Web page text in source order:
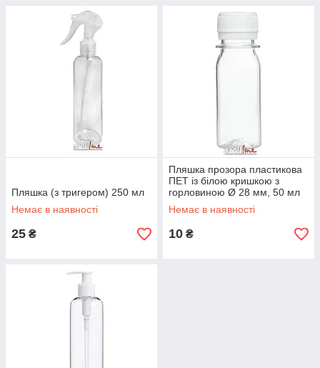
Пляшка (з тригером) 250 мл
Немає в наявності
25 ₴
Пляшка прозора пластикова
ПЕТ із білою кришкою з
горловиною Ø 28 мм, 50 мл
Немає в наявності
10 ₴